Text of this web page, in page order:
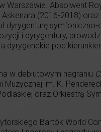
Warszawie. Absolwent
(2016-2018)
dyrygenturę
i dyrygentury,
dyrygenckie pod
w debiutowym nagraniu
Muzycznej im. K.
oraz Orkiestrą
Bartók World